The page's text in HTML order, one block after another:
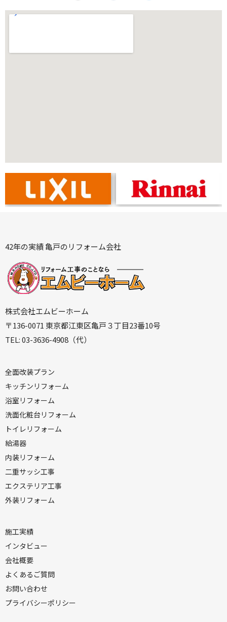
42年の実績 亀戸のリフォーム会社
株式会社エムビーホーム
〒136-0071 東京都江東区亀戸３丁目23番10号
TEL: 03-3636-4908（代）
全面改装プラン
キッチンリフォーム
浴室リフォーム
洗面化粧台リフォーム
トイレリフォーム
給湯器
内装リフォーム
二重サッシ工事
エクステリア工事
外装リフォーム
施工実績
インタビュー
会社概要
よくあるご質問
お問い合わせ
プライバシーポリシー